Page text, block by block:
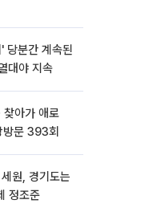
당분간 계속된
대야 지속
아가 애로
문 393회
원, 경기도는
정조준